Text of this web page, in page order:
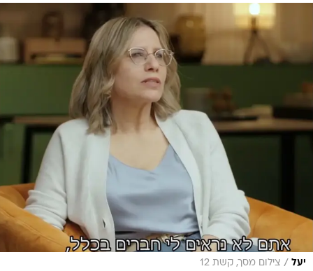
יעל / צילום מסך, קשת 12